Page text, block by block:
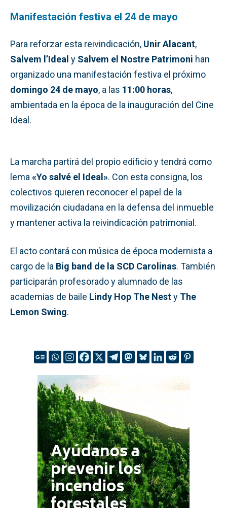
Manifestación festiva el 24 de mayo
Para reforzar esta reivindicación, Unir Alacant,
Salvem l’Ideal y Salvem el Nostre Patrimoni han
organizado una manifestación festiva el próximo
domingo 24 de mayo, a las 11:00 horas,
ambientada en la época de la inauguración del Cine
Ideal.
La marcha partirá del propio edificio y tendrá como
lema «Yo salvé el Ideal». Con esta consigna, los
colectivos quieren reconocer el papel de la
movilización ciudadana en la defensa del inmueble
y mantener activa la reivindicación patrimonial.
El acto contará con música de época modernista a
cargo de la Big band de la SCD Carolinas. También
participarán profesorado y alumnado de las
academias de baile Lindy Hop The Nesty The
Lemon Swing.